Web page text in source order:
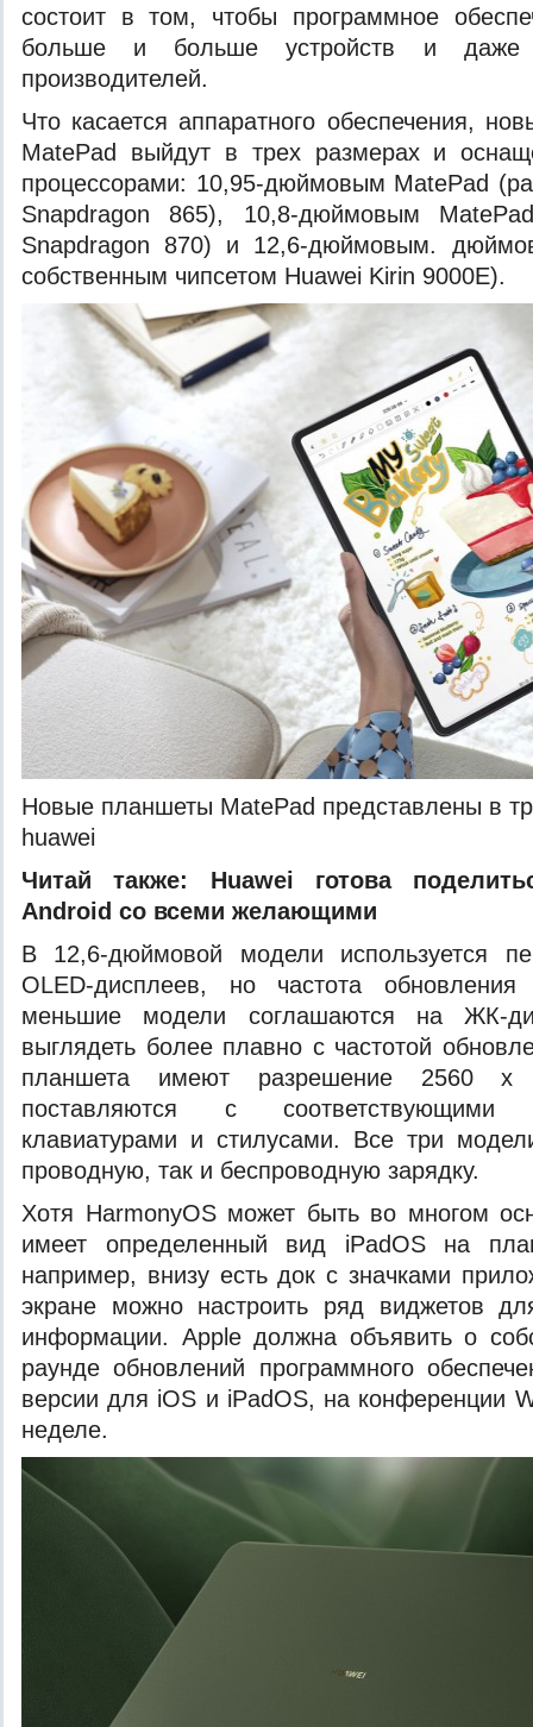
состоит в том, чтобы программное
больше и больше устройств и даже
производителей.
Что касается аппаратного обеспечения,
MatePad выйдут в трех размерах и
процессорами: 10,95-дюймовым MatePad
Snapdragon 865), 10,8-дюймовым
Snapdragon 870) и 12,6-дюймовым.
собственным чипсетом Huawei Kirin 9000E).
Новые планшеты MatePad представлены в
huawei
Читай также: Huawei готова
Android со всеми желающими
В 12,6-дюймовой модели используется
OLED-дисплеев, но частота
меньшие модели соглашаются на ЖК-
выглядеть более плавно с частотой
планшета имеют разрешение 2560 x
поставляются с соответствующими
клавиатурами и стилусами. Все три
проводную, так и беспроводную зарядку.
Хотя HarmonyOS может быть во многом
имеет определенный вид iPadOS на
например, внизу есть док с значками
экране можно настроить ряд виджетов
информации. Apple должна объявить о
раунде обновлений программного
версии для iOS и iPadOS, на конференции
неделе.